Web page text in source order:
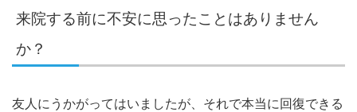
来院する前に不安に思ったことはありません
か？
友人にうかがってはいましたが、それで本当に回復できる